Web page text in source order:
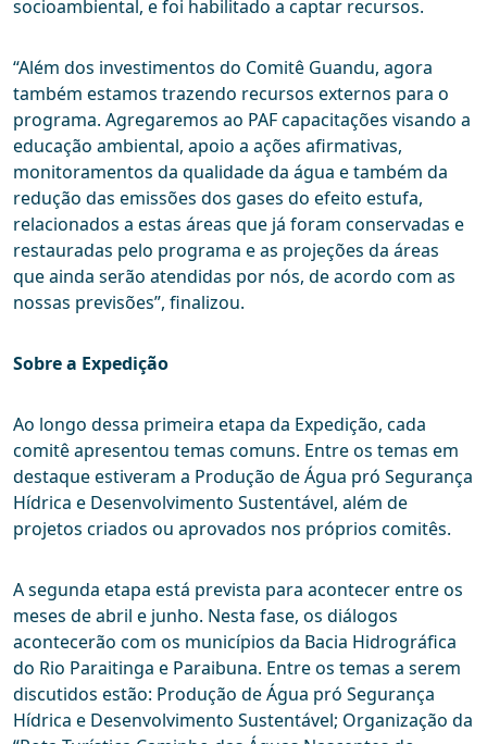
socioambiental, e foi habilitado a captar recursos.
“Além dos investimentos do Comitê Guandu, agora
também estamos trazendo recursos externos para o
programa. Agregaremos ao PAF capacitações visando a
educação ambiental, apoio a ações afirmativas,
monitoramentos da qualidade da água e também da
redução das emissões dos gases do efeito estufa,
relacionados a estas áreas que já foram conservadas e
restauradas pelo programa e as projeções da áreas
que ainda serão atendidas por nós, de acordo com as
nossas previsões”, finalizou.
Sobre a Expedição
Ao longo dessa primeira etapa da Expedição, cada
comitê apresentou temas comuns. Entre os temas em
destaque estiveram a Produção de Água pró Segurança
Hídrica e Desenvolvimento Sustentável, além de
projetos criados ou aprovados nos próprios comitês.
A segunda etapa está prevista para acontecer entre os
meses de abril e junho. Nesta fase, os diálogos
acontecerão com os municípios da Bacia Hidrográfica
do Rio Paraitinga e Paraibuna. Entre os temas a serem
discutidos estão: Produção de Água pró Segurança
Hídrica e Desenvolvimento Sustentável; Organização da